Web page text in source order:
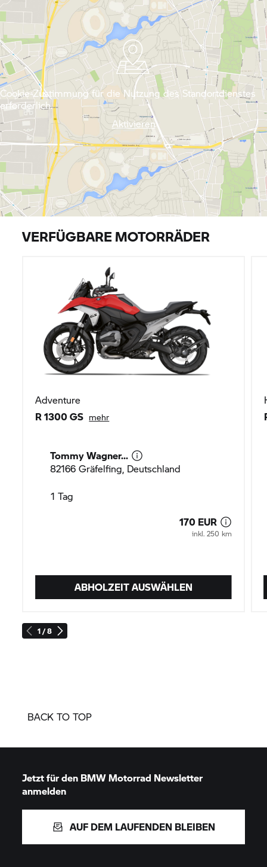
Cookie-Zustimmung für die Nutzung des Standortdienstes
erforderlich.
Aktivieren
VERFÜGBARE MOTORRÄDER
1 / 8
ABHOLZEIT AUSWÄHLEN
Adventure
R 1300 GS mehr
Tommy Wagner...
82166 Gräfelfing, Deutschland
1 Tag
170 EUR
inkl. 250 km
BACK TO TOP
Jetzt für den BMW Motorrad Newsletter
anmelden
AUF DEM LAUFENDEN BLEIBEN